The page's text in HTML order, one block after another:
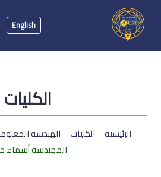
English
الكليات
الرئيسية الكليات الهندسة
المهندسة أسماء